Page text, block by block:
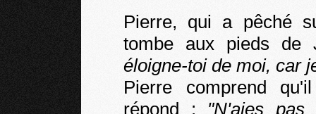
Pierre, qui a pêché
tombe aux pieds
éloigne-toi de moi, car
Pierre comprend
répond : "N'aies